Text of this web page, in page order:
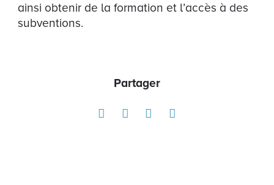
ainsi obtenir de la formation et l’accès à des
subventions.
Partager